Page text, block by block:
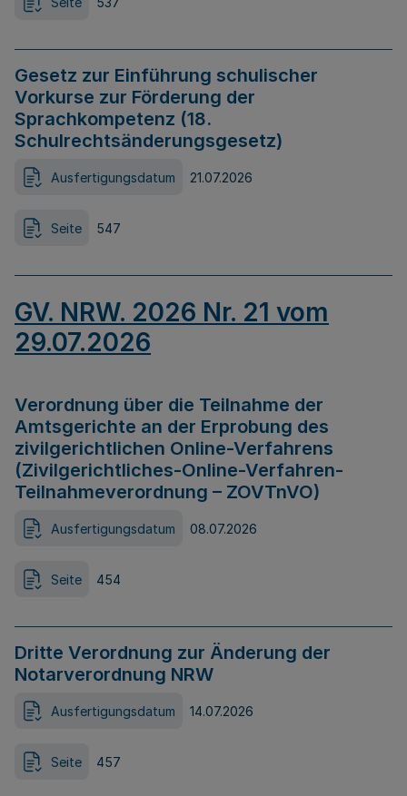
Gesetz zur Einführung schulischer
Vorkurse zur Förderung der
Sprachkompetenz (18.
Schulrechtsänderungsgesetz)
Ausfertigungsdatum 21.07.2026
Seite 547
GV. NRW. 2026 Nr. 21 vom
29.07.2026
Verordnung über die Teilnahme der
Amtsgerichte an der Erprobung des
zivilgerichtlichen Online-Verfahrens
(Zivilgerichtliches-Online-Verfahren-
Teilnahmeverordnung – ZOVTnVO)
Ausfertigungsdatum 08.07.2026
Seite 454
Dritte Verordnung zur Änderung der
Notarverordnung NRW
Ausfertigungsdatum 14.07.2026
Seite 457